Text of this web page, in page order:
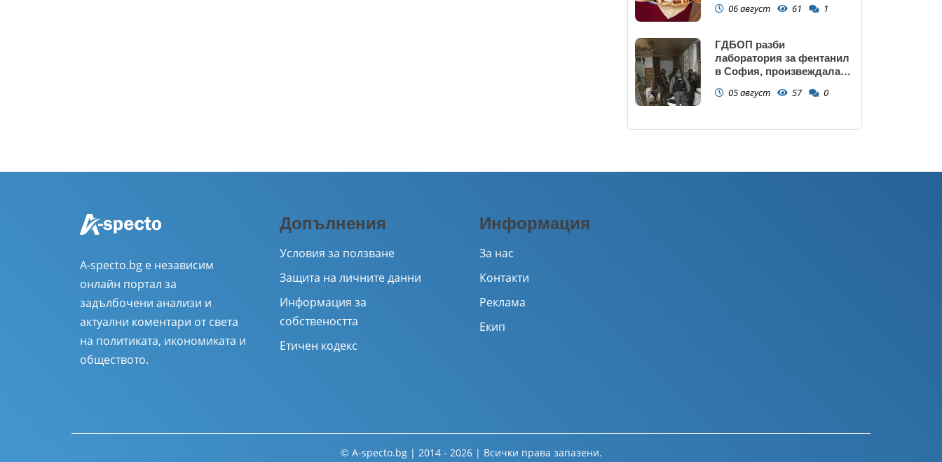
06 август 61 1
ГДБОП разби
лаборатория за фентанил
в София, произвеждала
(снимки)
05 август 57 0
A-specto.bg е независим
онлайн портал за
задълбочени анализи и
актуални коментари от света
на политиката, икономиката и
обществото.
Допълнения
Условия за ползване
Защита на личните данни
Информация за
собствеността
Етичен кодекс
Информация
За нас
Контакти
Реклама
Екип
© A-specto.bg | 2014 - 2026 | Всички права запазени.